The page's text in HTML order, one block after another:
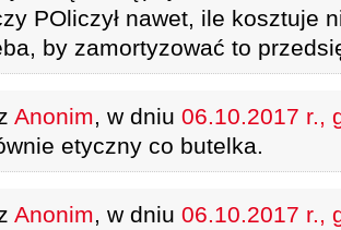
POliczył nawet, ile kosztuje
by zamortyzować to
Anonim, w dniu 06.10.2017 r.,
etyczny co butelka.
Anonim, w dniu 06.10.2017 r.,